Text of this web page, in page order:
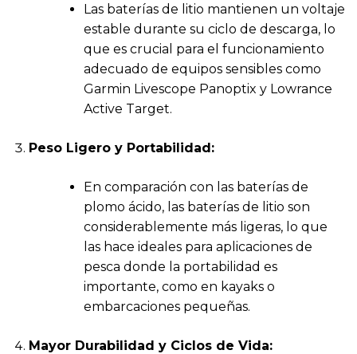
Las baterías de litio mantienen un voltaje
estable durante su ciclo de descarga, lo
que es crucial para el funcionamiento
adecuado de equipos sensibles como
Garmin Livescope Panoptix y Lowrance
Active Target.
Peso Ligero y Portabilidad:
En comparación con las baterías de
plomo ácido, las baterías de litio son
considerablemente más ligeras, lo que
las hace ideales para aplicaciones de
pesca donde la portabilidad es
importante, como en kayaks o
embarcaciones pequeñas.
Mayor Durabilidad y Ciclos de Vida: